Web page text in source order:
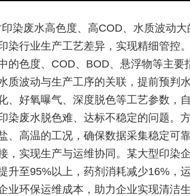
染废水高色度、高COD、水质波动大
染行业生产工艺差异，实现精细管控
的色度、COD、BOD、悬浮物等主要
质波动与生产工序的关联，提前预判
、好氧曝气、深度脱色等工艺参数，
染废水脱色难、达标不稳定的问题。
、高温的工况，确保数据采集稳定可
，实现生产与运维协同。某大型印染
升至95%以上，药剂消耗减少16%，
业环保运维成本，助力企业实现清洁生